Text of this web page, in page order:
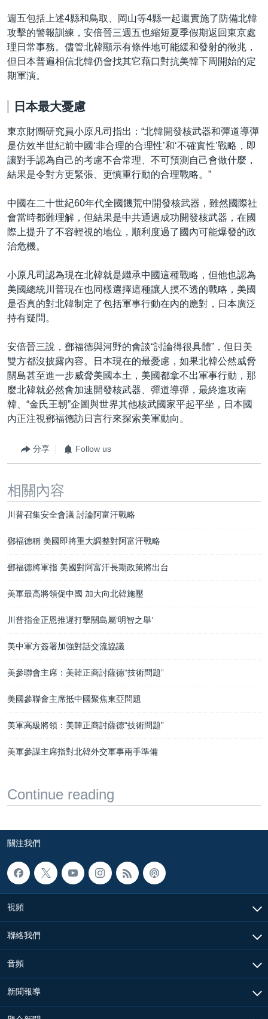
週五包括上述4縣和鳥取、岡山等4縣一起還實施了防備北韓
攻擊的警報訓練，安倍晉三週五也縮短夏季假期返回東京處
理日常事務。儘管北韓顯示有條件地可能緩和發射的徵兆，
但日本普遍相信北韓仍會找其它藉口對抗美韓下周開始的定
期軍演。
日本最大憂慮
東京財團研究員小原凡司指出：“北韓開發核武器和彈道導彈
是仿效半世紀前中國‘非合理的合理性’和‘不確實性’戰略，即
讓對手認為自己的考慮不合常理、不可預測自己會做什麼，
結果是令對方更緊張、更慎重行動的合理戰略。”
中國在二十世紀60年代全國饑荒中開發核武器，雖然國際社
會當時都難理解，但結果是中共通過成功開發核武器，在國
際上提升了不容輕視的地位，順利度過了國內可能爆發的政
治危機。
小原凡司認為現在北韓就是繼承中國這種戰略，但他也認為
美國總統川普現在也同樣選擇這種讓人摸不透的戰略，美國
是否真的對北韓制定了包括軍事行動在內的應對，日本廣泛
持有疑問。
安倍晉三說，鄧福德與河野的會談“討論得很具體”，但日美
雙方都沒披露內容。日本現在的最憂慮，如果北韓公然威脅
關島甚至進一步威脅美國本土，美國都拿不出軍事行動，那
麼北韓就必然會加速開發核武器、彈道導彈，最終進攻南
韓、“金氏王朝”企圖與世界其他核武國家平起平坐，日本國
內正注視鄧福德訪日言行來探索美軍動向。
分享 Follow us
相關內容
川普召集安全會議 討論阿富汗戰略
鄧福德稱 美國即將重大調整對阿富汗戰略
鄧福德將軍指 美國對阿富汗長期政策將出台
美軍最高將領促中國 加大向北韓施壓
川普指金正恩推遲打擊關島屬‘明智之舉’
美中軍方簽署加強對話交流協議
美參聯會主席：美韓正商討薩德“技術問題”
美國參聯會主席抵中國聚焦東亞問題
美軍高級將領：美韓正商討薩德“技術問題”
美軍參謀主席指對北韓外交軍事兩手準備
Continue reading
關注我們
視頻
聯絡我們
音頻
新聞報導